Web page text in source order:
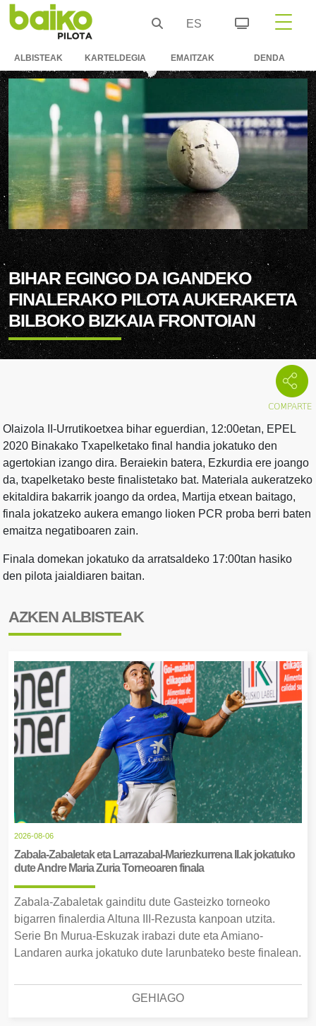
ES
ALBISTEAK KARTELDEGIA EMAITZAK DENDA
BIHAR EGINGO DA IGANDEKO
FINALERAKO PILOTA AUKERAKETA
BILBOKO BIZKAIA FRONTOIAN
Olaizola II-Urrutikoetxea bihar eguerdian, 12:00etan, EPEL
2020 Binakako Txapelketako final handia jokatuko den
agertokian izango dira. Beraiekin batera, Ezkurdia ere joango
da, txapelketako beste finalistetako bat. Materiala aukeratzeko
ekitaldira bakarrik joango da ordea, Martija etxean baitago,
finala jokatzeko aukera emango lioken PCR proba berri baten
emaitza negatiboaren zain.
Finala domekan jokatuko da arratsaldeko 17:00tan hasiko
den pilota jaialdiaren baitan.
AZKEN ALBISTEAK
2026-08-06
Zabala-Zabaletak eta Larrazabal-Mariezkurrena II.ak jokatuko
dute Andre Maria Zuria Torneoaren finala
Zabala-Zabaletak gainditu dute Gasteizko torneoko
bigarren finalerdia Altuna III-Rezusta kanpoan utzita.
Serie Bn Murua-Eskuzak irabazi dute eta Amiano-
Landaren aurka jokatuko dute larunbateko beste finalean.
GEHIAGO